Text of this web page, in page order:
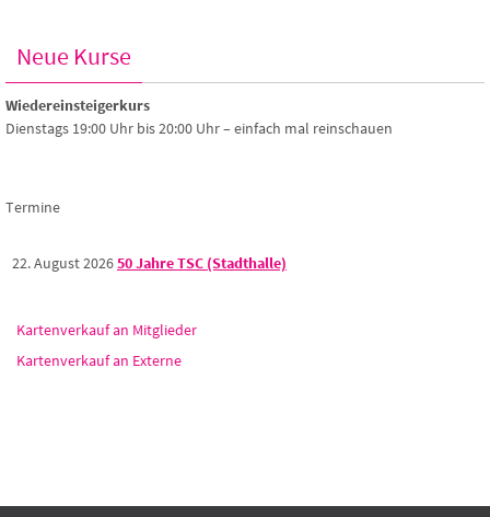
Neue Kurse
Wiedereinsteigerkurs
Dienstags 19:00 Uhr bis 20:00 Uhr – einfach mal reinschauen
Termine
22. August 202650 Jahre TSC (Stadthalle)
Kartenverkauf an Mitglieder
Kartenverkauf an Externe